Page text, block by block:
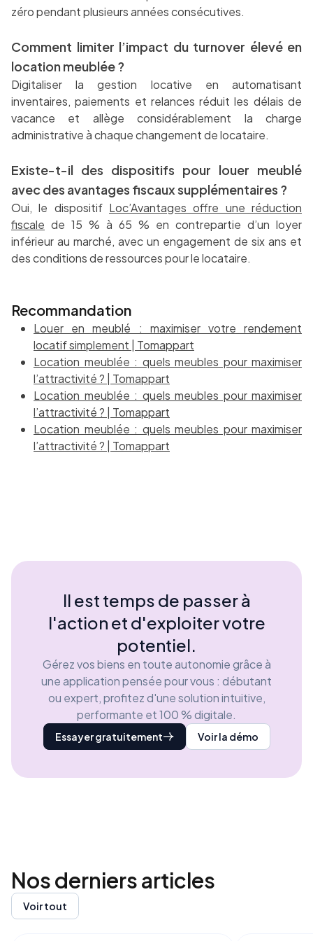
zéro pendant plusieurs années consécutives.
Comment limiter l’impact du turnover élevé en
location meublée ?
Digitaliser la gestion locative en automatisant
inventaires, paiements et relances réduit les délais de
vacance et allège considérablement la charge
administrative à chaque changement de locataire.
Existe-t-il des dispositifs pour louer meublé
avec des avantages fiscaux supplémentaires ?
Oui, le dispositif Loc’Avantages offre une réduction
fiscale de 15 % à 65 % en contrepartie d’un loyer
inférieur au marché, avec un engagement de six ans et
des conditions de ressources pour le locataire.
Recommandation
Louer en meublé : maximiser votre rendement
locatif simplement | Tomappart
Location meublée : quels meubles pour maximiser
l’attractivité ? | Tomappart
Location meublée : quels meubles pour maximiser
l’attractivité ? | Tomappart
Location meublée : quels meubles pour maximiser
l’attractivité ? | Tomappart
Il est temps de passer à
l'action et d'exploiter votre
potentiel.
Gérez vos biens en toute autonomie grâce à
une application pensée pour vous : débutant
ou expert, profitez d'une solution intuitive,
performante et 100 % digitale.
Essayer gratuitement Voir la démo
Nos derniersarticles
Voir tout